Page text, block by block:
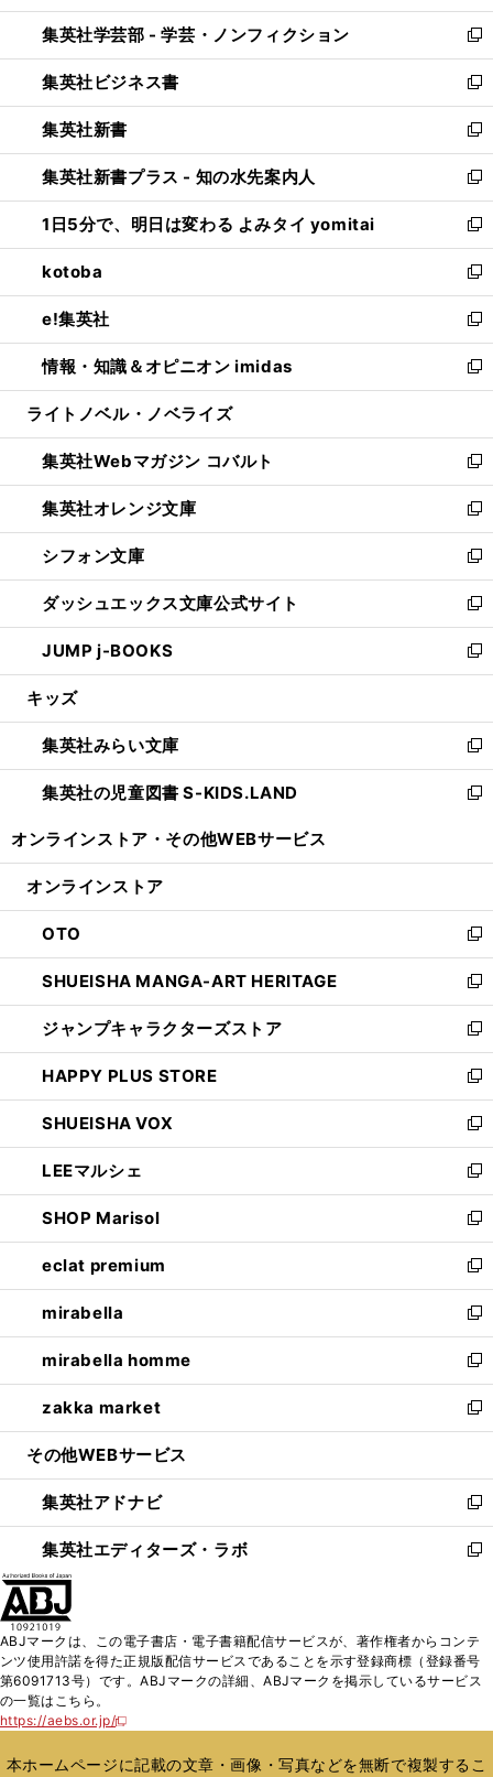
開
く
ウ
で
開
く
ン
ド
ウ
で
開
く
ウ
ィ
ン
ド
ウ
で
開
く
集英社学芸部 - 学芸・ノンフィクション
新
し
い
ウ
ィ
ン
ド
ウ
で
開
く
集英社ビジネス書
新
し
い
ウ
ィ
ン
ド
ウ
で
開
く
集英社新書
新
し
い
ウ
ィ
ン
ド
ウ
で
開
く
集英社新書プラス - 知の水先案内人
新
し
い
ウ
ィ
ン
ド
ウ
で
開
1日5分で、明日は変わる よみタイ yomitai
新
し
い
ウ
ィ
ン
ド
ウ
開
く
kotoba
新
し
い
ウ
ィ
ン
ウ
で
開
く
e!集英社
新
し
い
ウ
ン
ド
ウ
で
開
く
情報・知識＆オピニオン imidas
新
し
ウ
ィ
ン
ド
ウ
で
開
く
ライトノベル・ノベライズ
集英社Webマガジン コバルト
新
し
い
ウ
ィ
ン
ド
ウ
で
開
集英社オレンジ文庫
新
し
い
ウ
ィ
ン
ド
ウ
開
く
シフォン文庫
新
し
い
ウ
ィ
ン
ウ
で
開
く
ダッシュエックス文庫公式サイト
新
し
い
ウ
ン
ド
ウ
で
JUMP j-BOOKS
新
し
ウ
ィ
ン
ド
開
キッズ
集英社みらい文庫
新
し
い
ン
ウ
で
開
く
集英社の児童図書 S-KIDS.LAND
新
ウ
ン
ド
ウ
で
開
く
オンラインストア・ その他WEBサービス
オンラインストア
OTO
新
し
い
ウ
ィ
ン
ド
ウ
で
開
く
SHUEISHA MANGA-ART HERITAGE
新
し
い
ウ
ィ
ン
ド
ウ
で
開
く
ジャンプキャラクターズストア
新
し
い
ウ
ィ
ン
ド
ウ
で
開
く
HAPPY PLUS STORE
新
し
い
ウ
ィ
ン
ド
ウ
で
開
く
SHUEISHA VOX
新
し
い
ウ
ィ
ン
ド
ウ
で
開
く
LEEマルシェ
新
し
い
ウ
ィ
ン
ド
ウ
で
開
く
SHOP Marisol
新
し
い
ウ
ィ
ン
ド
ウ
で
開
eclat premium
新
し
い
ウ
ィ
ン
ド
ウ
開
く
mirabella
新
し
い
ウ
ィ
ン
ウ
で
開
く
mirabella homme
新
し
い
ウ
ン
ド
ウ
で
zakka market
新
し
ウ
ィ
ン
ド
く
その他WEBサービス
集英社アドナビ
新
し
い
ド
ウ
で
集英社エディターズ・ラボ
新
ィ
ン
ド
開
ABJマークは、この電子書店・電子書籍配信サービスが、著作権者からコンテ
ンツ使用許諾を得た正規版配信サービスであることを示す登録商標（登録番号
第6091713号）です。ABJマークの詳細、ABJマークを掲示しているサービス
の一覧はこちら。
https://aebs.or.jp/
新
い
本ホームページに記載の文章・画像・写真などを無断で複製するこ